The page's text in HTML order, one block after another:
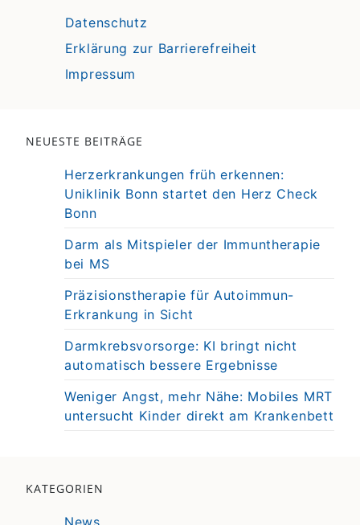
Datenschutz
Erklärung zur Barrierefreiheit
Impressum
NEUESTE BEITRÄGE
Herzerkrankungen früh erkennen:
Uniklinik Bonn startet den Herz Check
Bonn
Darm als Mitspieler der Immuntherapie
bei MS
Präzisionstherapie für Autoimmun-
Erkrankung in Sicht
Darmkrebsvorsorge: KI bringt nicht
automatisch bessere Ergebnisse
Weniger Angst, mehr Nähe: Mobiles MRT
untersucht Kinder direkt am Krankenbett
KATEGORIEN